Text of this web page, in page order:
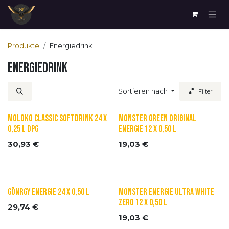
Zum Inhalt springen
Produkte Energiedrink
Energiedrink
Sortieren nach Filter
Moloko Classic Softdrink 24 x
0,25 l DPG
30,93 €
Monster Green Original
Energie 12 x 0,50 l
19,03 €
Gönrgy Energie 24 x 0,50 l
29,74 €
Monster Energie Ultra White
Zero 12 x 0,50 l
19,03 €